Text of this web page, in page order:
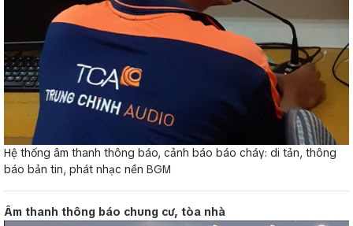
Hệ thống âm thanh thông báo, cảnh báo báo cháy: di tản, thông
báo bản tin, phát nhạc nền BGM
Âm thanh thông báo chung cư, tòa nhà